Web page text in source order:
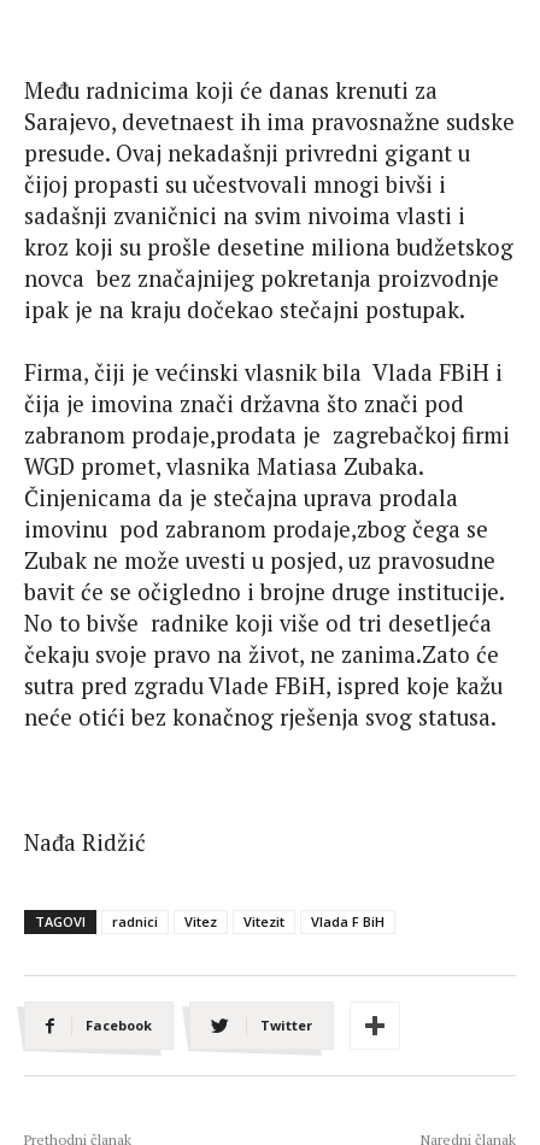
Među radnicima koji će danas krenuti za
Sarajevo, devetnaest ih ima pravosnažne sudske
presude. Ovaj nekadašnji privredni gigant u
čijoj propasti su učestvovali mnogi bivši i
sadašnji zvaničnici na svim nivoima vlasti i
kroz koji su prošle desetine miliona budžetskog
novca bez značajnijeg pokretanja proizvodnje
ipak je na kraju dočekao stečajni postupak.
Firma, čiji je većinski vlasnik bila Vlada FBiH i
čija je imovina znači državna što znači pod
zabranom prodaje,prodata je zagrebačkoj firmi
WGD promet, vlasnika Matiasa Zubaka.
Činjenicama da je stečajna uprava prodala
imovinu pod zabranom prodaje,zbog čega se
Zubak ne može uvesti u posjed, uz pravosudne
bavit će se očigledno i brojne druge institucije.
No to bivše radnike koji više od tri desetljeća
čekaju svoje pravo na život, ne zanima.Zato će
sutra pred zgradu Vlade FBiH, ispred koje kažu
neće otići bez konačnog rješenja svog statusa.
Nađa Ridžić
TAGOVI radnici Vitez Vitezit Vlada F BiH
Facebook Twitter
Prethodni članak Naredni članak